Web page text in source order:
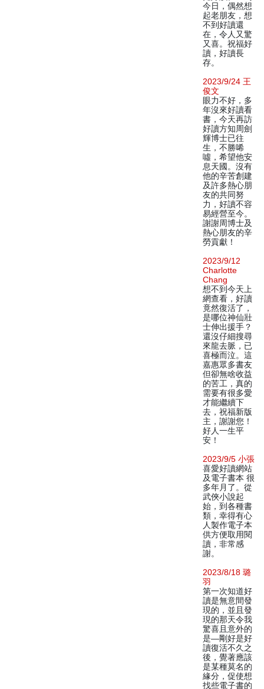
今日，偶然想
起老朋友，想
不到好讀還
在，令人又驚
又喜。祝福好
讀，好讀長
存。
2023/9/24 王
俊文
眼力不好，多
年沒來好讀看
書，今天再訪
好讀方知周劍
輝博士已往
生，不勝唏
噓，希望他安
息天國。沒有
他的辛苦創建
及許多熱心朋
友的共同努
力，好讀不容
易經營至今。
謝謝周博士及
熱心朋友的辛
勞貢獻！
2023/9/12
Charlotte
Chang
想不到今天上
網查看，好讀
竟然復活了，
是哪位神仙壯
士伸出援手？
還沒仔細搜尋
來龍去脈，已
喜極而泣。這
嘉惠眾多書友
但卻無啥收益
的苦工，真的
需要有很多愛
才能繼續下
去，祝福新版
主，謝謝您！
好人一生平
安！
2023/9/5 小張
喜愛好讀網站
及電子書本 很
多年月了。從
武俠小說起
始，到各種書
類，幸得有心
人製作電子本
供方便取用閱
讀，非常感
謝。
2023/8/18 璐
羽
第一次知道好
讀是無意間發
現的，並且發
現的那天令我
驚喜且意外的
是—剛好是好
讀復活不久之
後，覺著應該
是某種莫名的
緣分，促使想
找些電子書的